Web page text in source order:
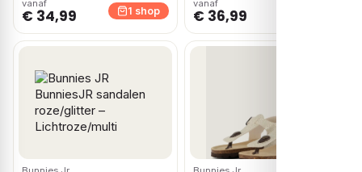
vanaf
€ 34,99 1 shop
vanaf
€ 36,99